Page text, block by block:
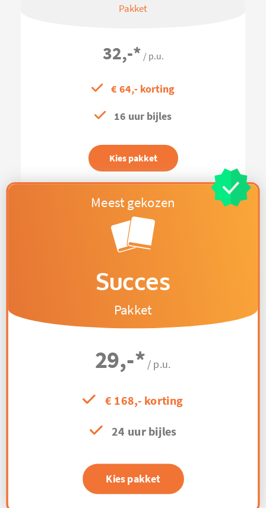
Pakket
32,-* / p.u.
€ 64,- korting
16 uur bijles
Kies pakket
Succes
Pakket
29,-* / p.u.
€ 168,- korting
24 uur bijles
Kies pakket